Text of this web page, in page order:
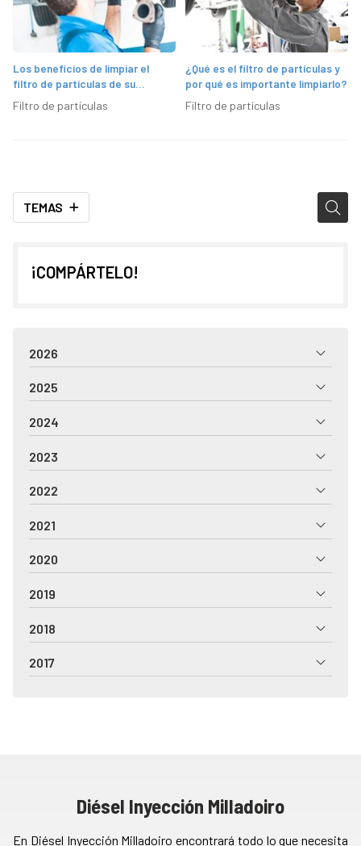
TEMAS
Los beneficios de limpiar el
filtro de partículas de su
vehículo
Filtro de partículas
¿Qué es el filtro de partículas y
por qué es importante limpiarlo?
Filtro de partículas
¡COMPÁRTELO!
2026
2025
2024
2023
2022
2021
2020
2019
2018
2017
Diésel Inyección Milladoiro
En Diésel Inyección Milladoiro encontrará todo lo que necesita